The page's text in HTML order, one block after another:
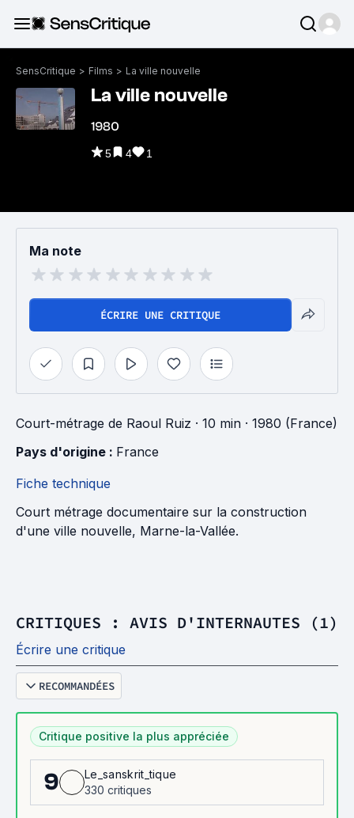
SensCritique > Films > La ville nouvelle
La ville nouvelle
1980
5 4 1
Ma note
ÉCRIRE UNE CRITIQUE
Court-métrage de Raoul Ruiz · 10 min · 1980 (France)
Pays d'origine : France
Fiche technique
Court métrage documentaire sur la construction
d'une ville nouvelle, Marne-la-Vallée.
CRITIQUES : AVIS D'INTERNAUTES (1)
Écrire une critique
RECOMMANDÉES
Critique positive la plus appréciée
9
Le_sanskrit_tique
330 critiques